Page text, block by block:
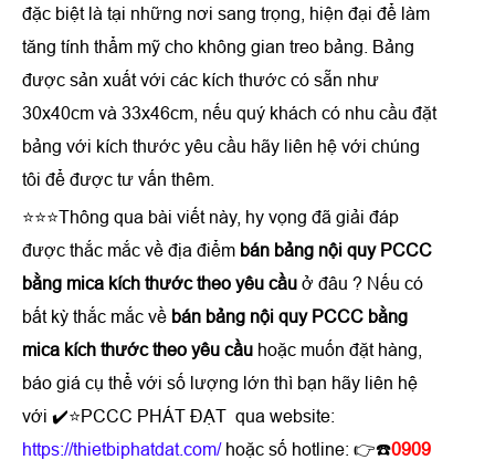
đặc biệt là tại những nơi sang trọng, hiện đại để làm
tăng tính thẩm mỹ cho không gian treo bảng. Bảng
được sản xuất với các kích thước có sẵn như
30x40cm và 33x46cm, nếu quý khách có nhu cầu đặt
bảng với kích thước yêu cầu hãy liên hệ với chúng
tôi để được tư vấn thêm.
⭐⭐⭐Thông qua bài viết này, hy vọng đã giải đáp
được thắc mắc về địa điểm bán bảng nội quy PCCC
bằng mica kích thước theo yêu cầu ở đâu ? Nếu có
bất kỳ thắc mắc về bán bảng nội quy PCCC bằng
mica kích thước theo yêu cầu hoặc muốn đặt hàng,
báo giá cụ thể với số lượng lớn thì bạn hãy liên hệ
với ✔️⭐PCCC PHÁT ĐẠT qua website:
https://thietbiphatdat.com/hoặc số hotline: 👉☎️0909